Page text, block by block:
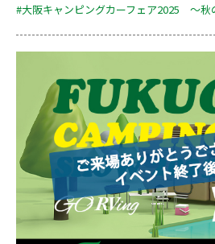
#大阪キャンピングカーフェア2025 ～秋